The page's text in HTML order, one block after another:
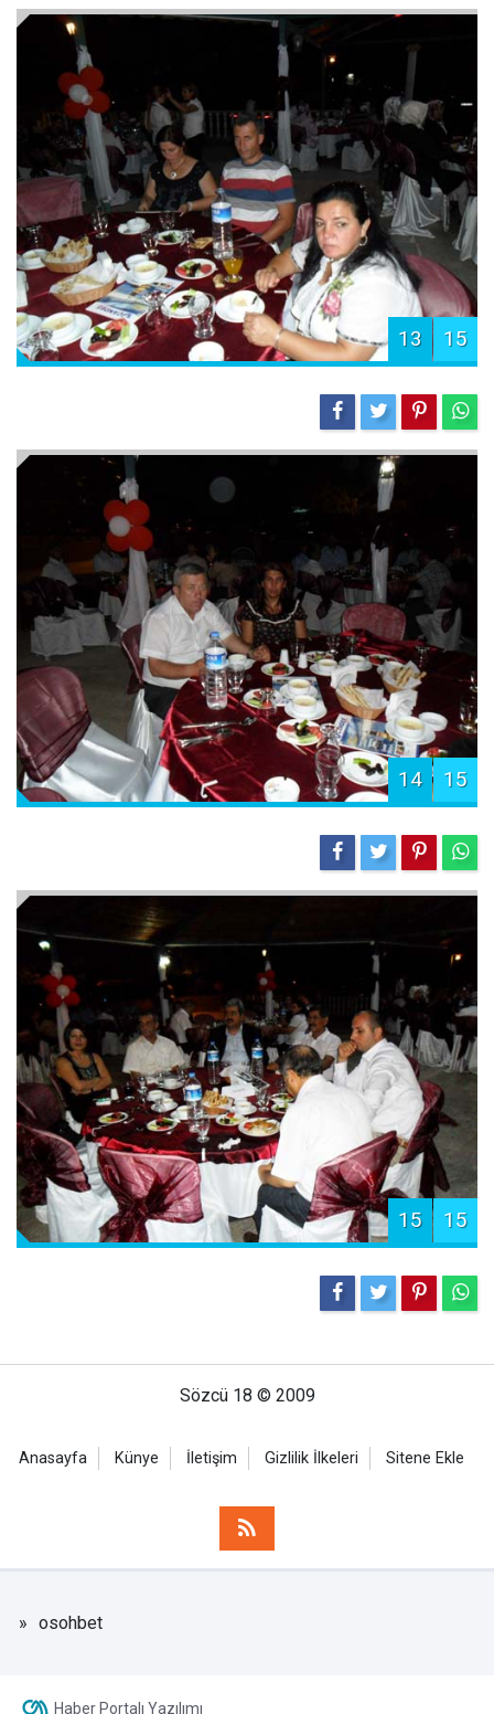
13 15
14 15
15 15
Sözcü 18 © 2009
Anasayfa Künye İletişim Gizlilik İlkeleri Sitene Ekle
osohbet
Haber Portalı Yazılımı